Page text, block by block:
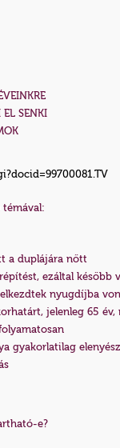
SENKI
a duplájára nőtt
ezáltal később
nyugdíjba
jelenleg 65
gyakorlatilag
e?